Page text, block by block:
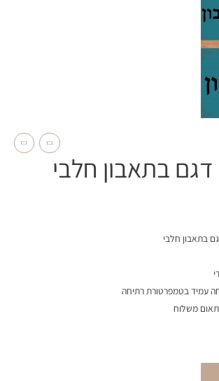
בתאבון חלבי
עמיד בטמפרטורת רתיחה
משלוח